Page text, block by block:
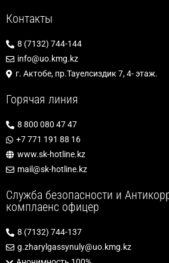
Контакты
8 (7132) 744-144
info@uo.kmg.kz
г. Актобе, пр.Тауелсиздик 7, 4- этаж.
Горячая линия
8 800 080 47 47
+7 771 191 88 16
www.sk-hotline.kz
mail@sk-hotline.kz
Служба безопасности и
комплаенс офицер
8 (7132) 744-137
g.zharylgassynuly@uo.kmg.kz